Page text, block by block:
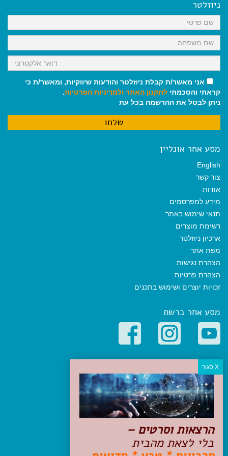
k
p
m
ניוזלטר
אני מאשר/ת קבלת ניוזלטר והודעות שיווקיות, ומאשר/ת כי
קראתי והסכמתי לתקנון האתר ולמדיניות הפרטיות.
ניתן לבטל את ההרשמה בכל עת
מסע אחר אונליין
English
צור קשר
אודות
מידע למפרסמים
תנאי שימוש באתר
רשימת מוצרים
ארכיון ניוזלטר
מפת אתר
הצהרת נגישות
הצהרת פרטיות
זכויות יוצרים ושימוש בתכנים
מסע אחר ברשת
קטגוריות פופולריות
יעדים
טיולים בישראל
מלונות בוטיק בישראל
טיפים והמלצות
הכנות לנסיעה
טיולי ג'יפים
טיולים עם ילדים
הרצאות וסרטים –
בלי לצאת מהבית